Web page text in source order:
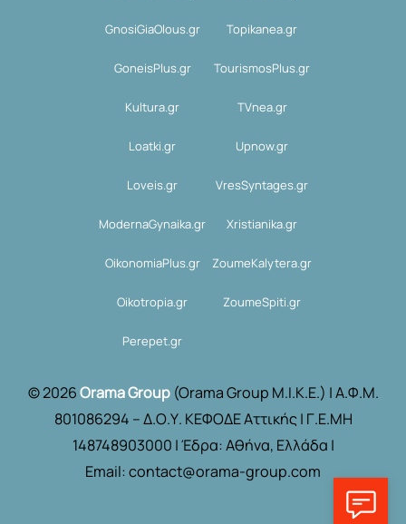
GnosiGiaOlous.gr Topikanea.gr
GoneisPlus.gr TourismosPlus.gr
Kultura.gr TVnea.gr
Loatki.gr Upnow.gr
Loveis.gr VresSyntages.gr
ModernaGynaika.gr Xristianika.gr
OikonomiaPlus.gr ZoumeKalytera.gr
Oikotropia.gr ZoumeSpiti.gr
Perepet.gr
© 2026Orama Group(Orama Group Μ.Ι.Κ.Ε.) | Α.Φ.Μ.
801086294 – Δ.Ο.Υ. ΚΕΦΟΔΕ Αττικής | Γ.Ε.ΜΗ
148748903000 | Έδρα: Αθήνα, Ελλάδα |
Email: contact@orama-group.com